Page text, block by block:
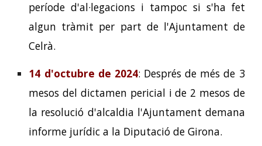
període d'al·legacions i tampoc si s'ha fet
algun tràmit per part de l'Ajuntament de
Celrà.
14 d'octubre de 2024: Després de més de 3
mesos del dictamen pericial i de 2 mesos de
la resolució d'alcaldia l'Ajuntament demana
informe jurídic a la Diputació de Girona.